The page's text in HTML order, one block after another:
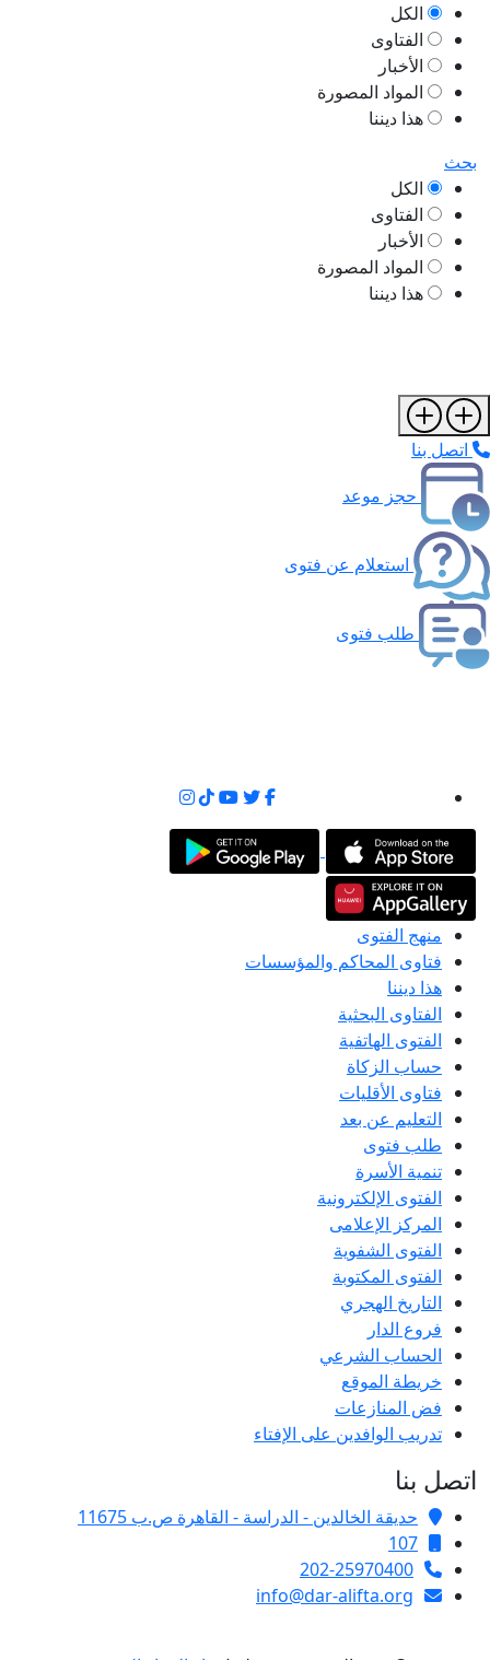
الكل
الفتاوى
الأخبار
المواد المصورة
هذا ديننا
بحث
الكل
الفتاوى
الأخبار
المواد المصورة
هذا ديننا
اتصل بنا
حجز موعد
استعلام عن فتوى
طلب فتوى
منهج الفتوى
فتاوى المحاكم والمؤسسات
هذا ديننا
الفتاوى البحثية
الفتوى الهاتفية
حساب الزكاة
فتاوى الأقليات
التعليم عن بعد
طلب فتوى
تنمية الأسرة
الفتوى الإلكترونية
المركز الإعلامى
الفتوى الشفوية
الفتوى المكتوبة
التاريخ الهجري
فروع الدار
الحساب الشرعي
خريطة الموقع
فض المنازعات
تدريب الوافدين على الإفتاء
اتصل بنا
حديقة الخالدين - الدراسة - القاهرة ص.ب 11675
107
202-25970400
info@dar-alifta.org